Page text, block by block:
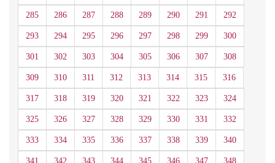
285 286 287 288 289 290 291 292
293 294 295 296 297 298 299 300
301 302 303 304 305 306 307 308
309 310 311 312 313 314 315 316
317 318 319 320 321 322 323 324
325 326 327 328 329 330 331 332
333 334 335 336 337 338 339 340
341 342 343 344 345 346 347 348